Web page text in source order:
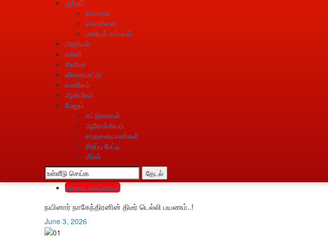
குற்றம்
கொலை
கொள்ளை
பாலியல் சம்பவம்
அரசியல்
கல்வி
சினிமா
விளையாட்டு
வணிகம்
ஆன்மீகம்
மேலும்
கட்டுரைகள்
ஆரோக்கியம்
சாதனையாளா்கள்
சிறப்பு பேட்டி
மீம்ஸ்
தேடல்
விரைவு செய்திகள்
நயினார் நாகேந்திரனின் திடீர் டெல்லி பயணம்..!
June 3, 2026